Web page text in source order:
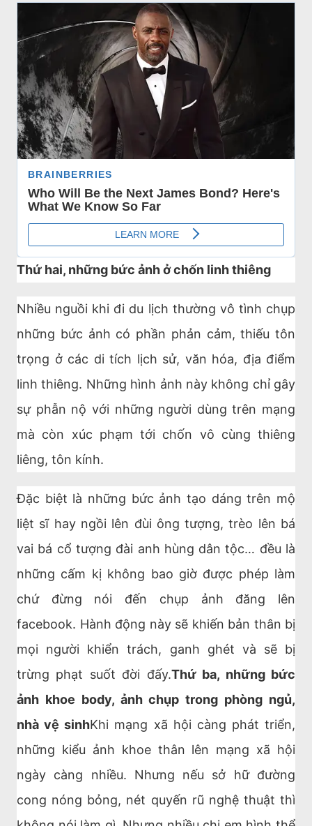
Thứ hai, những bức ảnh ở chốn linh thiêng
Nhiều nguồi khi đi du lịch thường vô tình chụp
những bức ảnh có phần phản cảm, thiếu tôn
trọng ở các di tích lịch sử, văn hóa, địa điểm
linh thiêng. Những hình ảnh này không chỉ gây
sự phẫn nộ với những người dùng trên mạng
mà còn xúc phạm tới chốn vô cùng thiêng
liêng, tôn kính.
Đặc biệt là những bức ảnh tạo dáng trên mộ
liệt sĩ hay ngồi lên đùi ông tượng, trèo lên bá
vai bá cổ tượng đài anh hùng dân tộc… đều là
những cấm kị không bao giờ được phép làm
chứ đừng nói đến chụp ảnh đăng lên
facebook. Hành động này sẽ khiến bản thân bị
mọi người khiển trách, ganh ghét và sẽ bị
trừng phạt suốt đời đấy.Thứ ba, những bức
ảnh khoe body, ảnh chụp trong phòng ngủ,
nhà vệ sinhKhi mạng xã hội càng phát triển,
những kiểu ảnh khoe thân lên mạng xã hội
ngày càng nhiều. Nhưng nếu sở hữ đường
cong nóng bỏng, nét quyến rũ nghệ thuật thì